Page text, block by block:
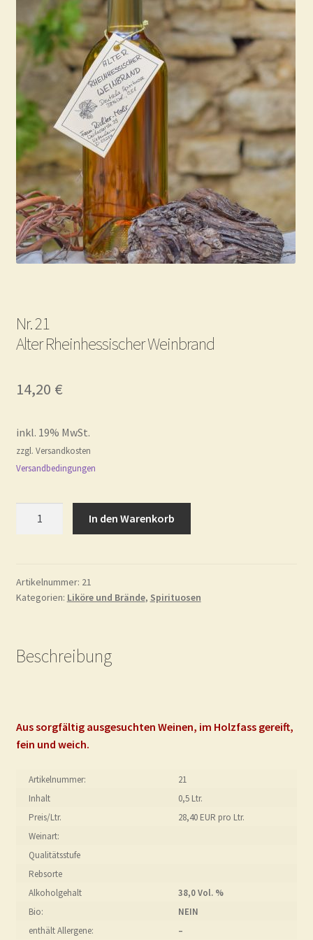
Warenkorb
Nr. 21
Alter Rheinhessischer Weinbrand
14,20 €
inkl. 19% MwSt.
zzgl. Versandkosten
Versandbedingungen
Menge
In den Warenkorb
Artikelnummer: 21
Kategorien: Liköre und Brände, Spirituosen
Beschreibung
Aus sorgfältig ausgesuchten Weinen, im Holzfass gereift,
fein und weich.
Artikelnummer:
21
Inhalt
0,5 Ltr.
Preis/Ltr.
28,40 EUR pro Ltr.
Weinart:
Qualitätsstufe
Rebsorte
Alkoholgehalt
38,0 Vol. %
Bio:
NEIN
enthält Allergene:
–